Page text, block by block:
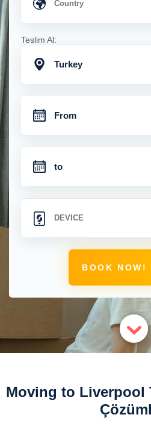
Teslim Al:
Turkey
BOOK NOW!
Moving to Liverpool